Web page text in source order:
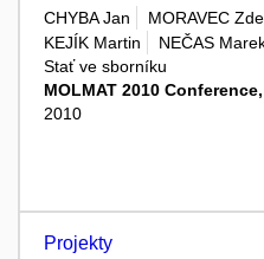
CHYBA Jan MORAVEC
KEJÍK Martin
NEČAS
Stať ve sborníku
MOLMAT 2010
2010
Projekty